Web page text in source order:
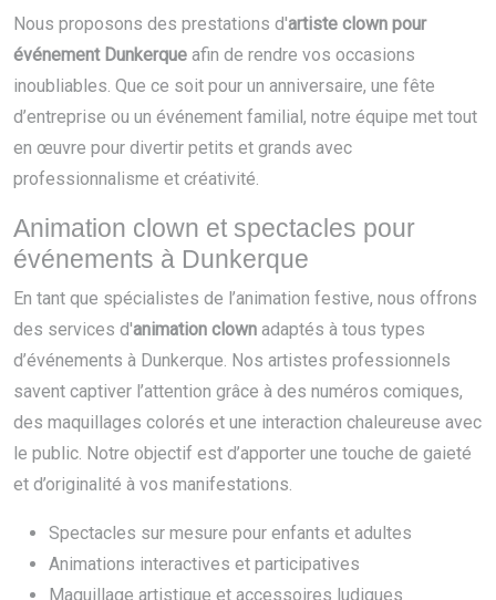
Nous proposons des prestations d'artiste clown pour
événement Dunkerque afin de rendre vos occasions
inoubliables. Que ce soit pour un anniversaire, une fête
d’entreprise ou un événement familial, notre équipe met tout
en œuvre pour divertir petits et grands avec
professionnalisme et créativité.
Animation clown et spectacles pour
événements à Dunkerque
En tant que spécialistes de l’animation festive, nous offrons
des services d'animation clown adaptés à tous types
d’événements à Dunkerque. Nos artistes professionnels
savent captiver l’attention grâce à des numéros comiques,
des maquillages colorés et une interaction chaleureuse avec
le public. Notre objectif est d’apporter une touche de gaieté
et d’originalité à vos manifestations.
Spectacles sur mesure pour enfants et adultes
Animations interactives et participatives
Maquillage artistique et accessoires ludiques